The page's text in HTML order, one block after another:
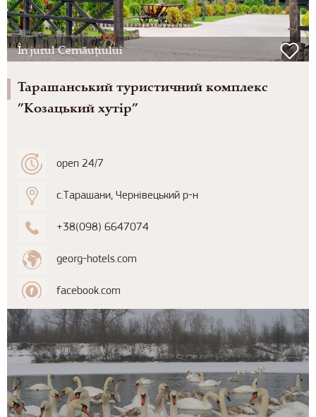
În jurul Cernăuțiului
Тарашанський туристичний комплекс
”Козацький хутір”
open 24/7
с.Тарашани, Чернівецький р-н
+38(098) 6647074
georg-hotels.com
facebook.com